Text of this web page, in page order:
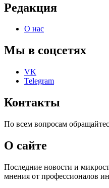
Редакция
О нас
Мы в соцсетях
VK
Telegram
Контакты
По всем вопросам
О сайте
Последние новости и
мнения от профессионалов